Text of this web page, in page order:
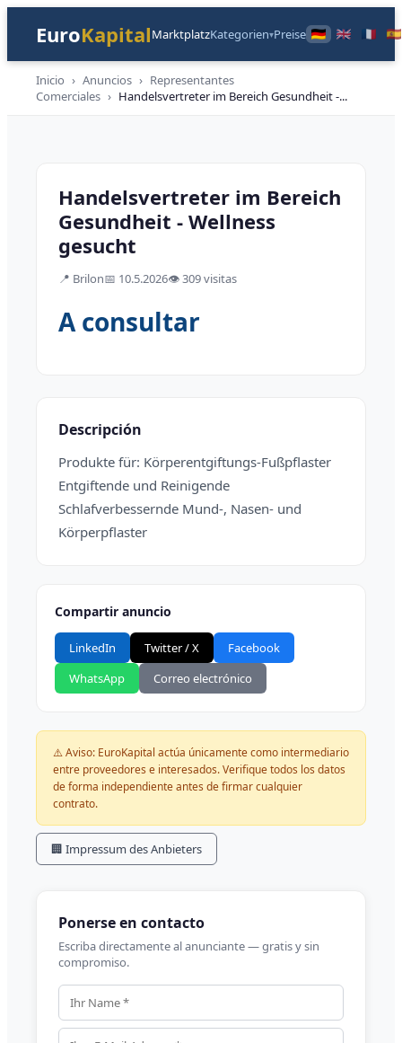
EuroKapitalMarktplatzKategorien▾Preise
Inicio › Anuncios › Representantes
Comerciales › Handelsvertreter im Bereich Gesundheit -...
Handelsvertreter im Bereich
Gesundheit - Wellness
gesucht
📍 Brilon📅 10.5.2026👁️309 visitas
A consultar
Descripción
Produkte für: Körperentgiftungs-Fußpflaster
Entgiftende und Reinigende
Schlafverbessernde Mund-, Nasen- und
Körperpflaster
Compartir anuncio
LinkedIn Twitter / X
Facebook
WhatsApp
Correo electrónico
⚠️ Aviso: EuroKapital actúa únicamente como intermediario
entre proveedores e interesados. Verifique todos los datos
de forma independiente antes de firmar cualquier
contrato.
🏢 Impressum des Anbieters
Ponerse en contacto
Escriba directamente al anunciante — gratis y sin
compromiso.